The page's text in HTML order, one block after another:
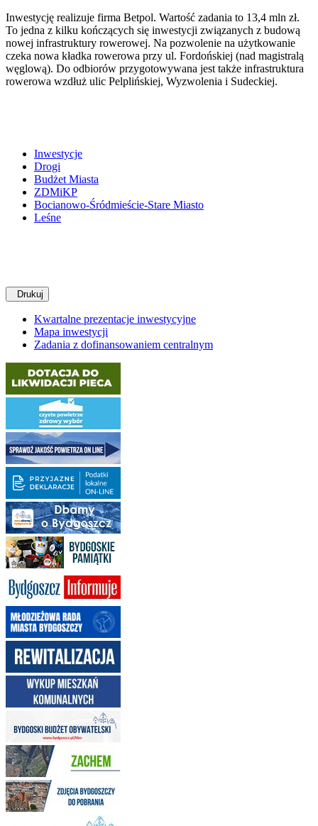
Inwestycję realizuje firma Betpol. Wartość zadania to 13,4 mln zł.
To jedna z kilku kończących się inwestycji związanych z budową
nowej infrastruktury rowerowej. Na pozwolenie na użytkowanie
czeka nowa kładka rowerowa przy ul. Fordońskiej (nad magistralą
węglową). Do odbiorów przygotowywana jest także infrastruktura
rowerowa wzdłuż ulic Pelplińskiej, Wyzwolenia i Sudeckiej.
Inwestycje
Drogi
Budżet Miasta
ZDMiKP
Bocianowo-Śródmieście-Stare Miasto
Leśne
Drukuj
Kwartalne prezentacje inwestycyjne
Mapa inwestycji
Zadania z dofinansowaniem centralnym